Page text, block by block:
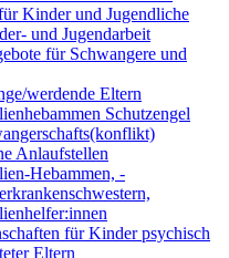
Kinder und Jugendliche
und Jugendarbeit
für Schwangere und
werdende Eltern
Schutzengel
Anlaufstellen
Hebammen, -
für Kinder psychisch
Eltern